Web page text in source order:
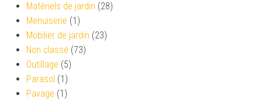
Matériels de jardin (28)
Menuiserie (1)
Mobilier de jardin (23)
Non classé (73)
Outillage (5)
Parasol (1)
Pavage (1)